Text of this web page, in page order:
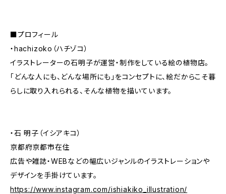
■プロフィール
・hachizoko（ハチゾコ）
イラストレーターの石明子が運営・制作をしている絵の植物店。
「どんな人にも、どんな場所にも」をコンセプトに、絵だからこそ暮
らしに取り入れられる、そんな植物を描いています。
・石 明子（イシアキコ）
京都府京都市在住
広告や雑誌・WEBなどの幅広いジャンルのイラストレーションや
デザインを手掛けています。
https://www.instagram.com/ishiakiko_illustration/